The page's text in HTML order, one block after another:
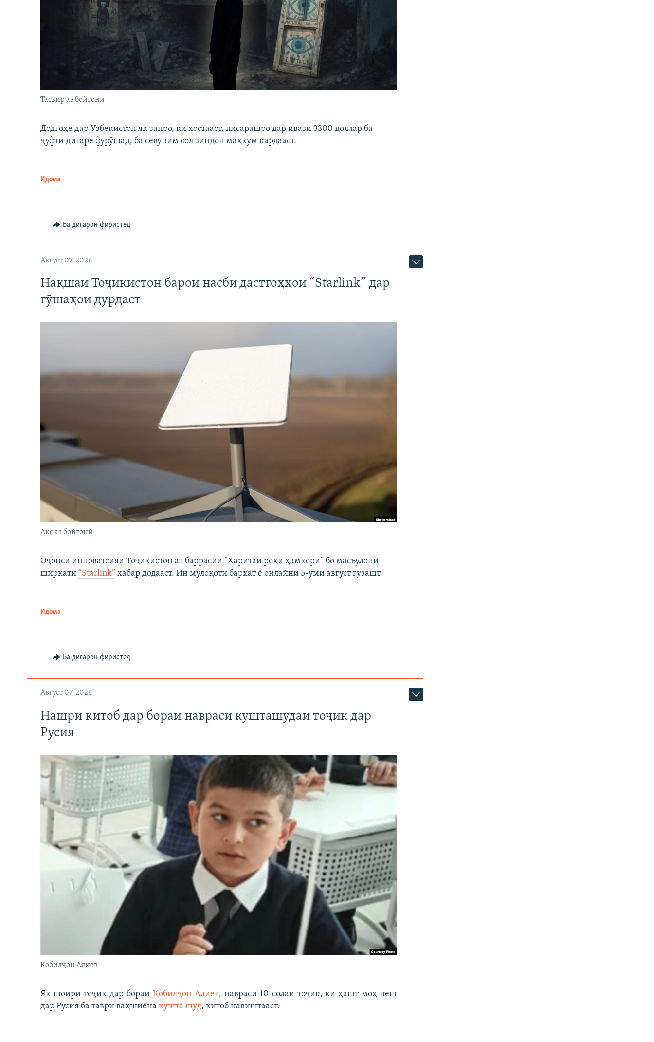
Тасвир аз бойгонӣ
Додгоҳе дар Узбекистон як занро, ки хостааст, писарашро дар ивази 3300 доллар ба
ҷуфти дигаре фурӯшад, ба севуним сол зиндон маҳкум кардааст.
Идома
Ба дигарон фиристед
Август 07, 2026
Нақшаи Тоҷикистон барои насби дастгоҳҳои “Starlink” дар
гӯшаҳои дурдаст
Акс аз бойгонӣ
Оҷонси инноватсияи Тоҷикистон аз баррасии “Харитаи роҳи ҳамкорӣ” бо масъулони
ширкати “Starlink” хабар додааст. Ин мулоқоти бархат ё онлайнӣ 5-уми август гузашт.
Идома
Ба дигарон фиристед
Август 07, 2026
Нашри китоб дар бораи навраси кушташудаи тоҷик дар
Русия
Қобилҷон Алиев
Як шоири тоҷик дар бораи Қобилҷон Алиев, навраси 10-солаи тоҷик, ки ҳашт моҳ пеш
дар Русия ба таври ваҳшиёна кушта шуд, китоб навиштааст.